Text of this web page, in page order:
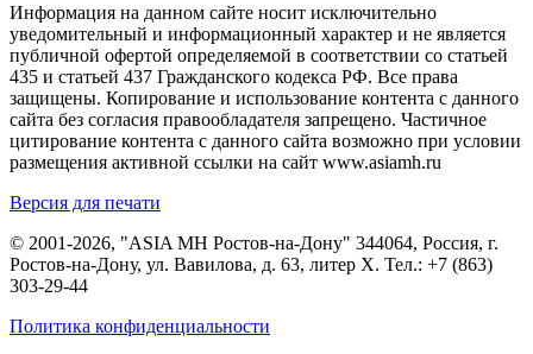
Информация на данном сайте носит исключительно
уведомительный и информационный характер и не является
публичной офертой определяемой в соответствии со статьей
435 и статьей 437 Гражданского кодекса РФ. Все права
защищены. Копирование и использование контента с данного
сайта без согласия правообладателя запрещено. Частичное
цитирование контента с данного сайта возможно при условии
размещения активной ссылки на сайт www.asiamh.ru
Версия для печати
© 2001-2026, "ASIA MH Ростов-на-Дону" 344064, Россия, г.
Ростов-на-Дону, ул. Вавилова, д. 63, литер Х. Тел.: +7 (863)
303-29-44
Политика конфиденциальности